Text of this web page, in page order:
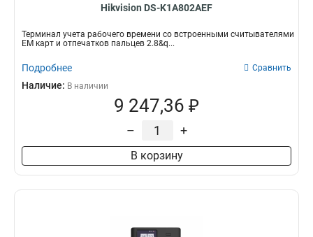
Hikvision DS-K1A802AEF
Терминал учета рабочего времени со встроенными считывателями
EM карт и отпечатков пальцев 2.8&q...
Подробнее Сравнить
Наличие: В наличии
9 247,36 ₽
– +
В корзину